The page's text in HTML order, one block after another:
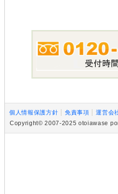
個人情報保護方針 免責事項 運営会
Copyright© 2007-2025 otoiawase